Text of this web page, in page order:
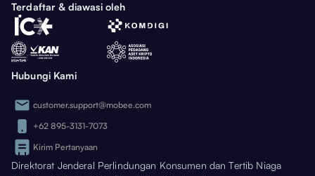
Terdaftar & diawasi oleh
Hubungi Kami
customer.support@mobee.com
+62 895-3131-7073
Kirim Pertanyaan
Direktorat Jenderal Perlindungan Konsumen dan Tertib Niaga